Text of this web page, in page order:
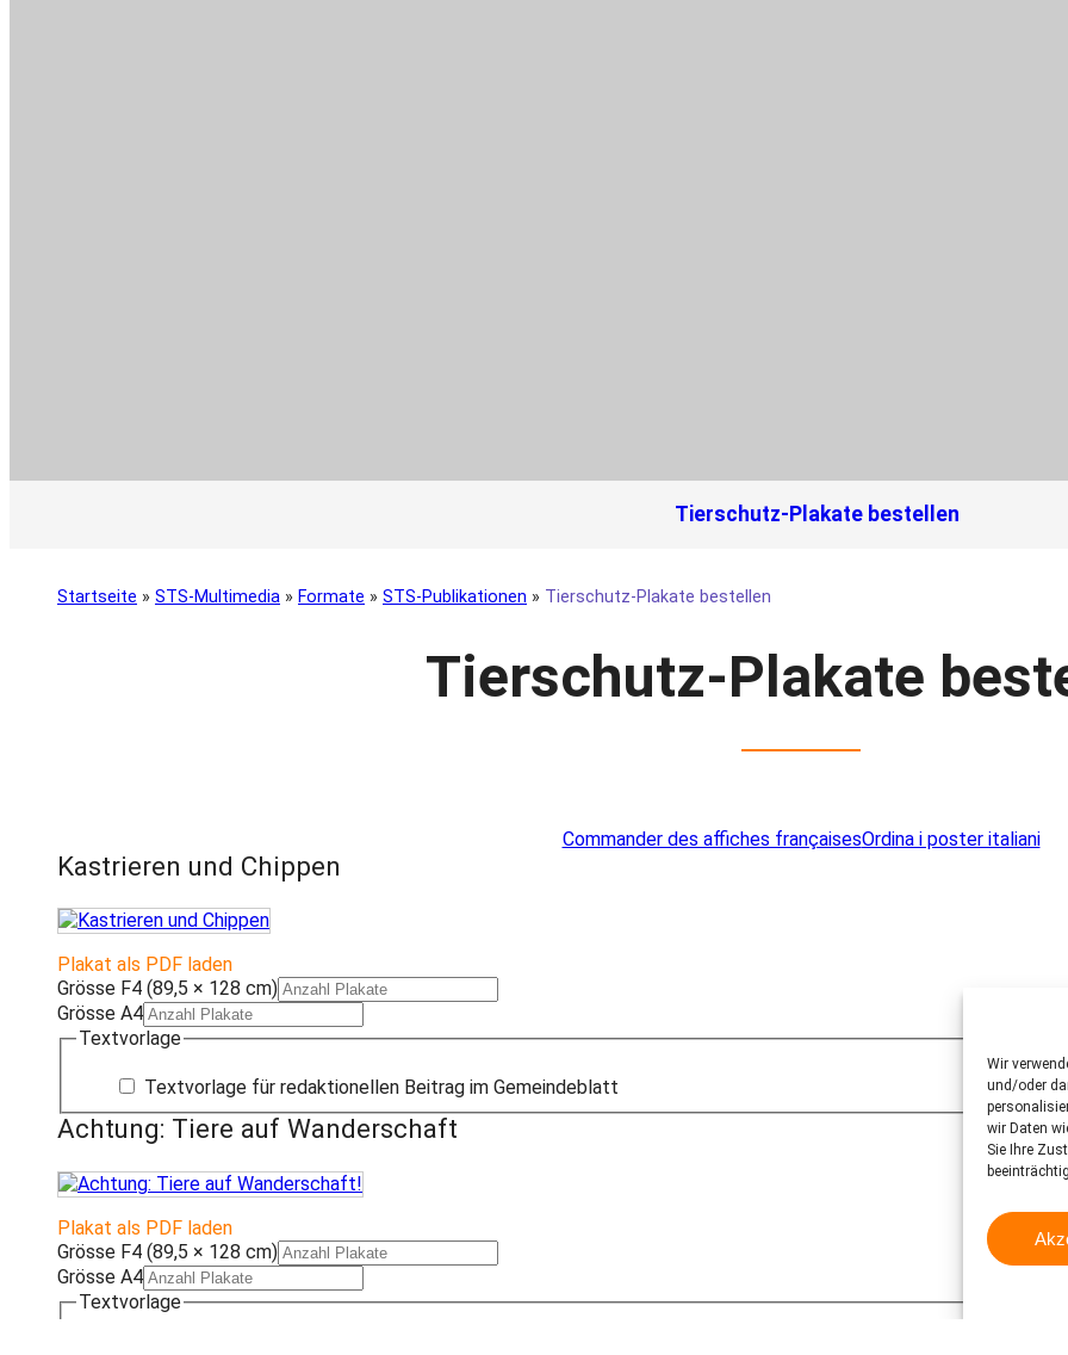
Wir
und/oder
wir Daten
Sie Ihre
Tierschutz-Plakate bestellen
Startseite » STS-Multimedia » Formate » STS-Publikationen » Tierschutz-Plakate bestellen
Tierschutz-Plakate
Commander des affiches françaisesOrdina i poster italiani
Kastrieren und Chippen
Plakat als PDF laden
Grösse F4 (89,5 × 128 cm)
Grösse A4
Textvorlage
Textvorlage für redaktionellen Beitrag im Gemeindeblatt
Achtung: Tiere auf Wanderschaft
Plakat als PDF laden
Grösse F4 (89,5 × 128 cm)
Grösse A4
Textvorlage